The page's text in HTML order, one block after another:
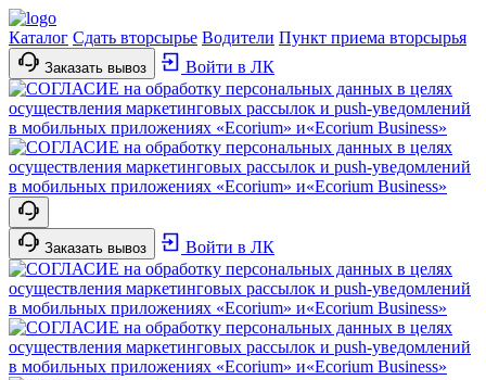
Каталог Сдать вторсырье Водители Пункт приема вторсырья
Заказать вывоз Войти в ЛК
Заказать вывоз Войти в ЛК